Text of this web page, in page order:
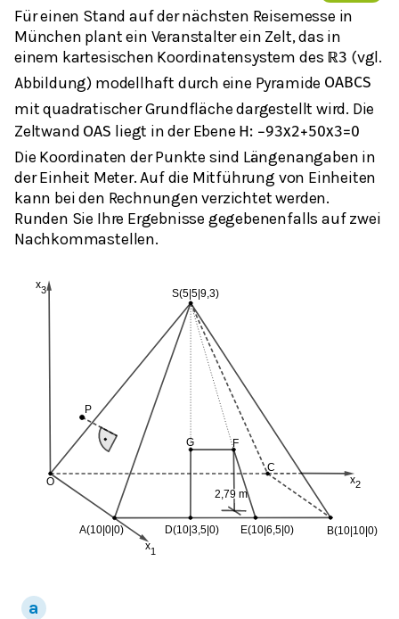
Für einen Stand auf der nächsten Reisemesse in
München plant ein Veranstalter ein Zelt, das in
einem kartesischen Koordinatensystem des ℝ3 (vgl.
Abbildung) modellhaft durch eine Pyramide OABCS
mit quadratischer Grundfläche dargestellt wird. Die
Zeltwand OAS liegt in der Ebene H : −93x2+50x3=0
Die Koordinaten der Punkte sind Längenangaben in
der Einheit Meter. Auf die Mitführung von Einheiten
kann bei den Rechnungen verzichtet werden.
Runden Sie Ihre Ergebnisse gegebenenfalls auf zwei
Nachkommastellen.